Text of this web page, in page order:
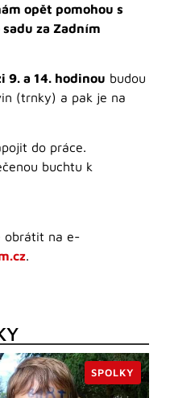
opět pomohou s
za Zadním
9. a 14. hodinou budou
(trnky) a pak je na
do práce.
buchtu k
obrátit na e-
.
SPOLKY